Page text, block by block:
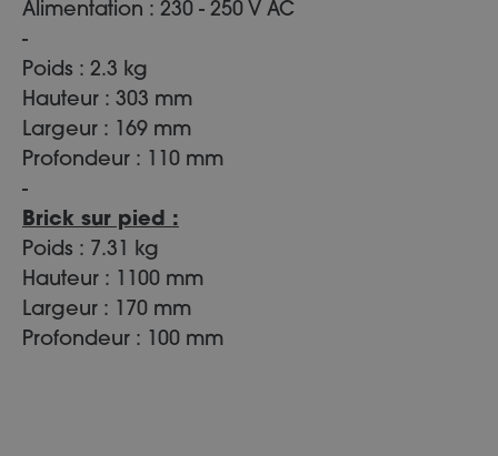
Alimentation : 230 - 250 V AC
-
Poids : 2.3 kg
Hauteur : 303 mm
Largeur : 169 mm
Profondeur : 110 mm
-
Brick sur pied :
Poids : 7.31 kg
Hauteur : 1100 mm
Largeur : 170 mm
Profondeur : 100 mm